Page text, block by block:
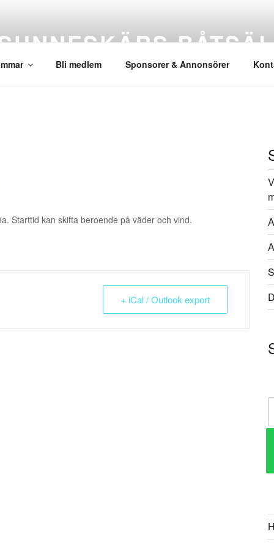
Bli medlem Sponsorer & Annonsörer
Starttid kan skifta beroende på väder och vind.
+ iCal / Outlook export